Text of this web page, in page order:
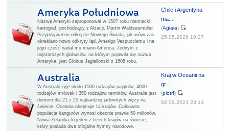
Ameryka Południowa
Nazwę Ameryki zaproponował w 1507 roku niemiecki
kartograf, pochodzący z Alzacji, Martin Waldseemüller.
Przypisywał on odkrycie Nowego Świata, jak wówczas
określano nowo odkryty ląd, Amerigo Vespucciemu i na
jego cześć nadał mu miano America. Jednym z
najstarszych globusów, na którym pojawiła się nazwa
Ameryka, jest Globus Jagielloński z 1508 roku.
Chile i Argentyna
ma...
(Aglaia)
25.05.2026 10:27
Australia
W Australii żyje około 1500 rodzajów pająków, 4000
rodzajów mrówek i 350 rodzajów termitów. Australia jest
domem dla 21 z 25 najbardziej jadowitych węży na
świecie. Oceania obejmuje 14 krajów. Całkowita
populacja kangurów wynosi obecnie prawie 50 milionów.
Nowa Zelandia to jeden z trzech krajów na świecie,
który posiada dwa oficjalne hymny narodowe.
Kraj w Oceanii na
gr...
(piotrf)
02.09.2024 23:14